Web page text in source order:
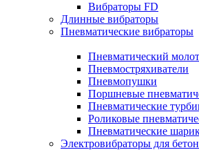
Вибраторы FD
Длинные вибраторы
Пневматические вибраторы
Пневматический молот
Пневмостряхиватели
Пневмопушки
Поршневые
Пневматические
Роликовые
Пневматические
Электровибраторы для